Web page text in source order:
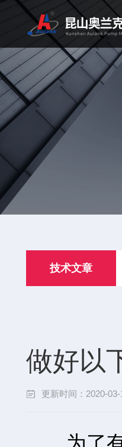
技术文章
做好以
更新时间：2020-03-